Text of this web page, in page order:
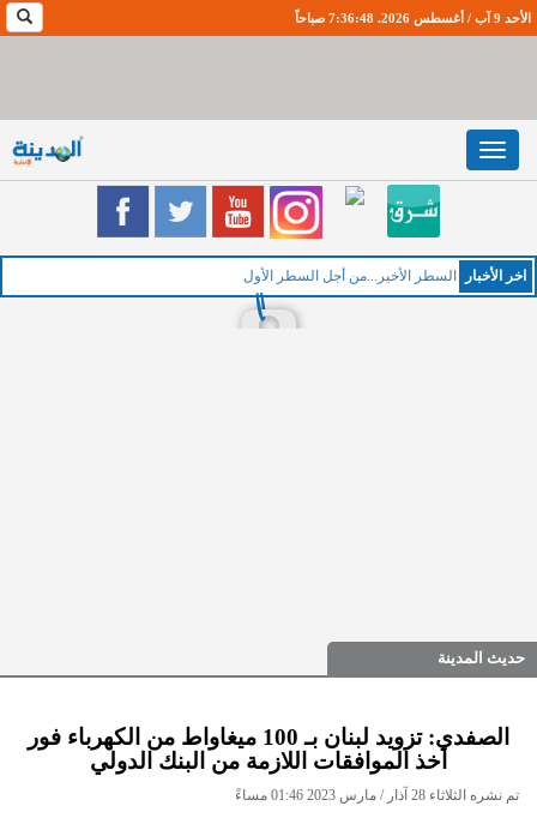
الأحد 9 آب / أغسطس 2026. 7:36:49 صباحاً
Toggle
navigation
اخر اﻷخبار
حديث المدينة
الصفدي: تزويد لبنان بـ 100 ميغاواط من الكهرباء فور
أخذ الموافقات اللازمة من البنك الدولي
تم نشره الثلاثاء 28 آذار / مارس 2023 01:46 مساءً